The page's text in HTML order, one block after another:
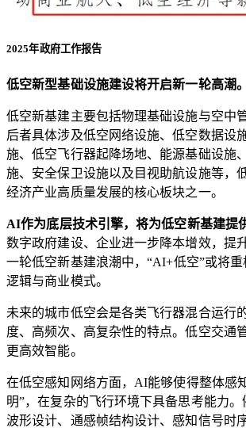
2025年政府工作报告
低空新型基础设施建设将开启新一轮高潮。
低空新基建主要包括物理基础设施与空中
后者具体涉及低空网络设施、低空数据设
施、低空飞行器起降场地、能源基础设施
施、安全保卫设施以及目视助航设施等，
经济产业高质量发展的核心板块之一。
AI作为底层技术引擎，将为低空新基建提
数字政府建设、企业进一步降本增效，提
一轮低空新基建浪潮中，“AI+低空”或将
逻辑与商业模式。
未来的城市低空会是各类飞行器混合运行
度、高频次、高复杂性的特点。低空交通
更高效智能。
在低空感知网络方面，AI能够使得整体感
明”，在复杂的飞行环境下具备思考能力。
波形设计、通感帧结构设计、感知信号时